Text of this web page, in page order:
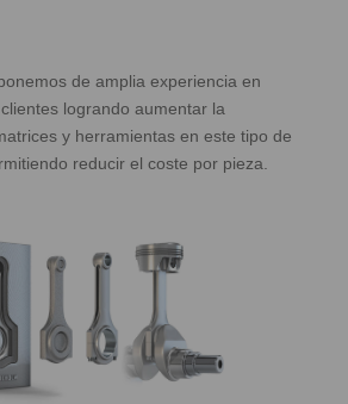
de amplia experiencia en
logrando aumentar la
y herramientas en este tipo de
reducir el coste por pieza.